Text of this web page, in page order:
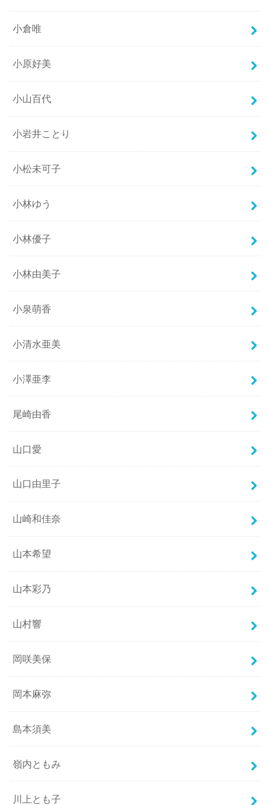
小倉唯
小原好美
小山百代
小岩井ことり
小松未可子
小林ゆう
小林優子
小林由美子
小泉萌香
小清水亜美
小澤亜李
尾崎由香
山口愛
山口由里子
山崎和佳奈
山本希望
山本彩乃
山村響
岡咲美保
岡本麻弥
島本須美
嶺内ともみ
川上とも子